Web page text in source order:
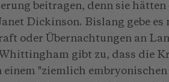
beitragen, denn sie
Dickinson. Bislang gebe es
oder Übernachtungen an
gibt zu, dass die
einem "ziemlich